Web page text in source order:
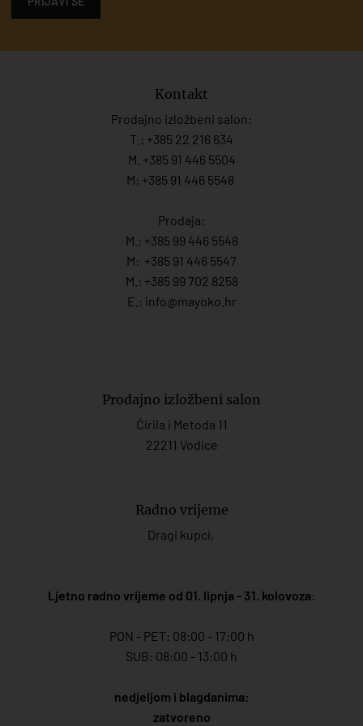
Kontakt
Prodajno izložbeni salon:
T.: +385 22 216 634
M. +385 91 446 5504
M: +385 91 446 5548
Prodaja:
M.: +385 99 446 5548
M: +385 91 446 5547
M.: +385 99 702 8258
E.: info@mayoko. hr
Prodajno izložbeni salon
Ćirila i Metoda 11
22211 Vodice
Radno vrijeme
Dragi kupci,
Ljetno radno vrijeme od 01. lipnja - 31. kolovoza:
PON - PET: 08:00 - 17:00 h
SUB: 08:00 - 13:00 h
nedjeljom i blagdanima:
zatvoreno